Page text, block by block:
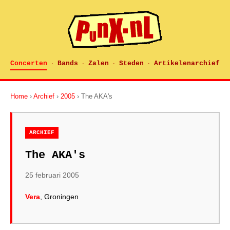
Concerten · Bands · Zalen · Steden · Artikelenarchief
Home › Archief › 2005 › The AKA's
ARCHIEF
The AKA's
25 februari 2005
Vera , Groningen